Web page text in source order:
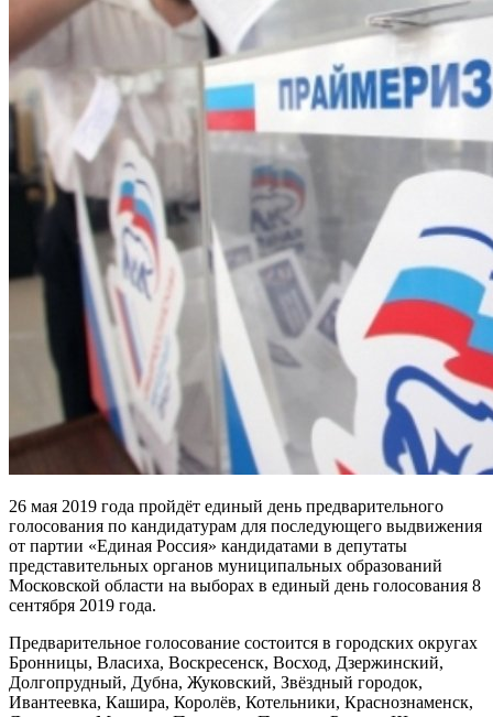
26 мая 2019 года пройдёт единый день предварительного
голосования по кандидатурам для последующего выдвижения
от партии «Единая Россия» кандидатами в депутаты
представительных органов муниципальных образований
Московской области на выборах в единый день голосования 8
сентября 2019 года.
Предварительное голосование состоится в городских округах
Бронницы, Власиха, Воскресенск, Восход, Дзержинский,
Долгопрудный, Дубна, Жуковский, Звёздный городок,
Ивантеевка, Кашира, Королёв, Котельники, Краснознаменск,